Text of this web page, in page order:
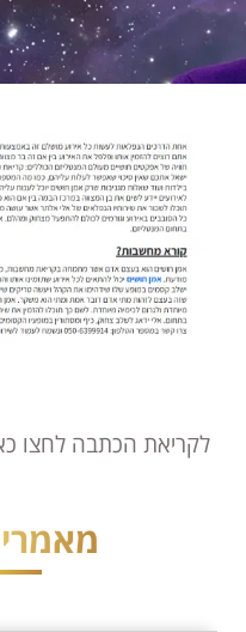
לקריאת הכתבה לחצו